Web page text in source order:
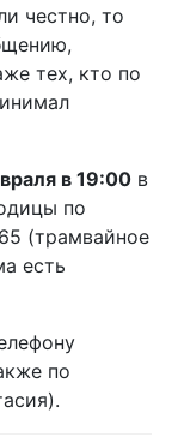
честно, то
тех, кто по
в 19:00 в
по
(трамвайное
есть
по